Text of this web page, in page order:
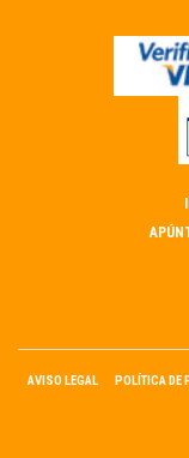
AVISO LEGAL POLÍTICA DE